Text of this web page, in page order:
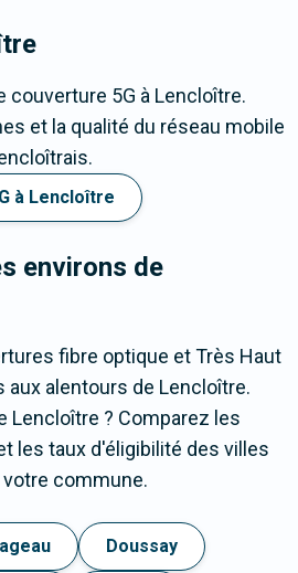
couverture 5G à Lencloître.
et la qualité du réseau mobile
à Lencloître
environs de
fibre optique et Très Haut
alentours de Lencloître.
Lencloître ? Comparez les
les taux d'éligibilité des villes
commune.
Doussay